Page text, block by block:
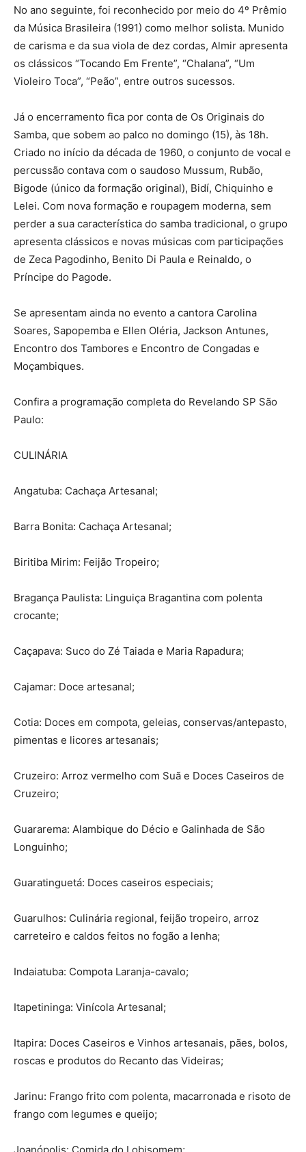
No ano seguinte, foi reconhecido por meio do 4º Prêmio
da Música Brasileira (1991) como melhor solista. Munido
de carisma e da sua viola de dez cordas, Almir apresenta
os clássicos “Tocando Em Frente”, “Chalana”, “Um
Violeiro Toca”, “Peão”, entre outros sucessos.
Já o encerramento fica por conta de Os Originais do
Samba, que sobem ao palco no domingo (15), às 18h.
Criado no início da década de 1960, o conjunto de vocal e
percussão contava com o saudoso Mussum, Rubão,
Bigode (único da formação original), Bidí, Chiquinho e
Lelei. Com nova formação e roupagem moderna, sem
perder a sua característica do samba tradicional, o grupo
apresenta clássicos e novas músicas com participações
de Zeca Pagodinho, Benito Di Paula e Reinaldo, o
Príncipe do Pagode.
Se apresentam ainda no evento a cantora Carolina
Soares, Sapopemba e Ellen Oléria, Jackson Antunes,
Encontro dos Tambores e Encontro de Congadas e
Moçambiques.
Confira a programação completa do Revelando SP São
Paulo:
CULINÁRIA
Angatuba: Cachaça Artesanal;
Barra Bonita: Cachaça Artesanal;
Biritiba Mirim: Feijão Tropeiro;
Bragança Paulista: Linguiça Bragantina com polenta
crocante;
Caçapava: Suco do Zé Taiada e Maria Rapadura;
Cajamar: Doce artesanal;
Cotia: Doces em compota, geleias, conservas/antepasto,
pimentas e licores artesanais;
Cruzeiro: Arroz vermelho com Suã e Doces Caseiros de
Cruzeiro;
Guararema: Alambique do Décio e Galinhada de São
Longuinho;
Guaratinguetá: Doces caseiros especiais;
Guarulhos: Culinária regional, feijão tropeiro, arroz
carreteiro e caldos feitos no fogão a lenha;
Indaiatuba: Compota Laranja-cavalo;
Itapetininga: Vinícola Artesanal;
Itapira: Doces Caseiros e Vinhos artesanais, pães, bolos,
roscas e produtos do Recanto das Videiras;
Jarinu: Frango frito com polenta, macarronada e risoto de
frango com legumes e queijo;